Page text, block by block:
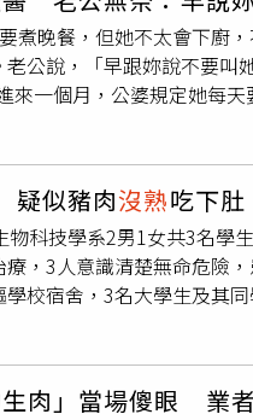
是直接向合作店家購買，
忌諱的就是讓沒熟的食物
技術有了更深的體會。禾
好心態，還好越來越上手
。《我們這一攤2》在每
6點播出，馬來西亞八度
e樂台則是3/22起每週六晚
。
說，妳老婆每天煮晚餐像
，婆婆火大叫我們搬出去
「我覺得你是故意的，但
略，高招」。
煮晚餐，但她不太會下廚
公說，「早跟妳說不要叫
一個月，公婆規定她每
，「一星期他們就不會要
被老公多次警告不要碰廚
當天煮。老公問「肉跟蝦
道要放冰箱。」經過這次
火廚房燒起來。」婆婆跟
房燒了，真是掃把星。老
「我沒有爸媽一直很希望
兩人世界。記住！下次
」、「我覺得你是故意的
疑似豬肉沒熟吃下肚
科技學系2男1女共3名學
，3人意識清楚無命危險
校宿舍，3名大學生及其
疑似是吃到未熟的豬肉，
肉」當場傻眼 業